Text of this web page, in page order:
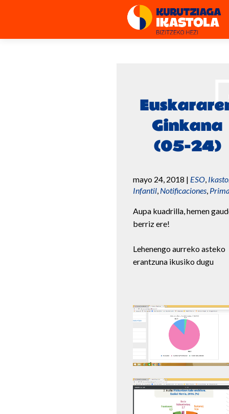
Ginkana
(05-24)
mayo 24, 2018 | ESO,
Infantil, Notificaciones,
Aupa kuadrilla, hemen
berriz ere!
Lehenengo aurreko asteko
erantzuna ikusiko dugu